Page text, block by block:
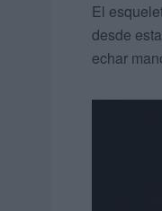
El
desde
echar